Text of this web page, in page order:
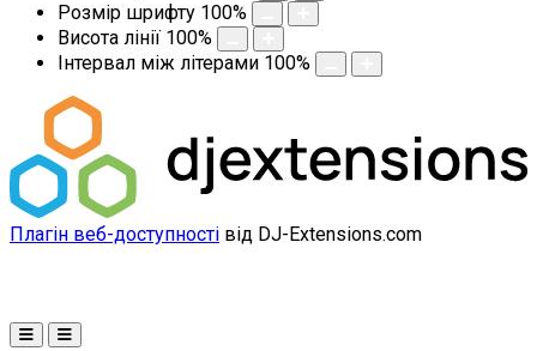
Розмір шрифту 100%
Висота лінії 100%
Інтервал між літерами 100%
Плагін веб-доступності від DJ-Extensions.com